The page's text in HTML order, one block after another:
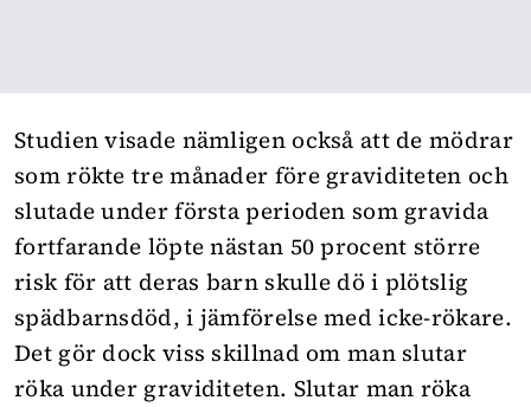
Studien visade nämligen också att de mödrar
som rökte tre månader före graviditeten och
slutade under första perioden som gravida
fortfarande löpte nästan 50 procent större
risk för att deras barn skulle dö i plötslig
spädbarnsdöd, i jämförelse med icke-rökare.
Det gör dock viss skillnad om man slutar
röka under graviditeten. Slutar man röka